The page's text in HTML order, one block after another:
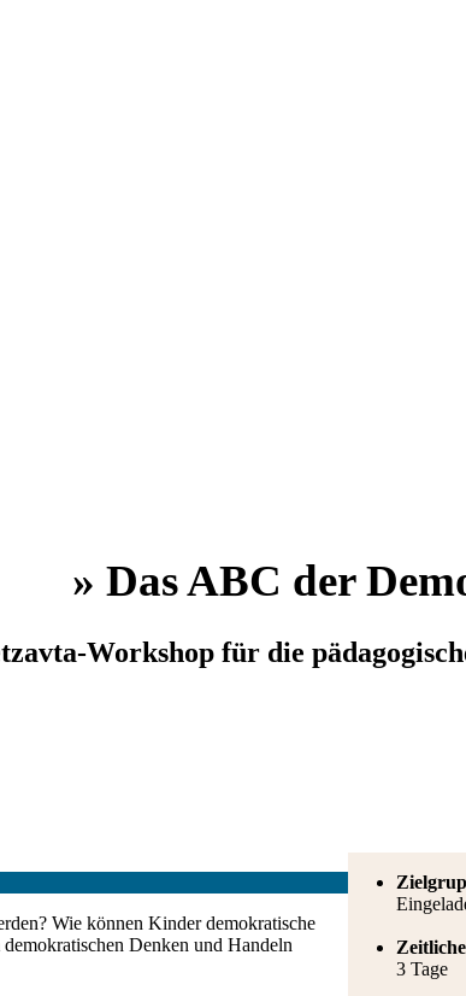
» Das ABC der
Workshop für die
Wie können Kinder demokratische
Denken und Handeln
3 Tage